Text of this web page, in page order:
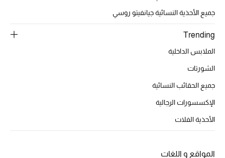
أبرز المصممين
تسوقوا التشكيلة
عرض جميع المنتجات
جميع الأحذية النسائية جيانفيتو روسي
Trending
الملابس الداخلية
الشورتات
جميع الحقائب النسائية
الإكسسورات الرجالية
الأحذية الفلات
المواقع و اللغات